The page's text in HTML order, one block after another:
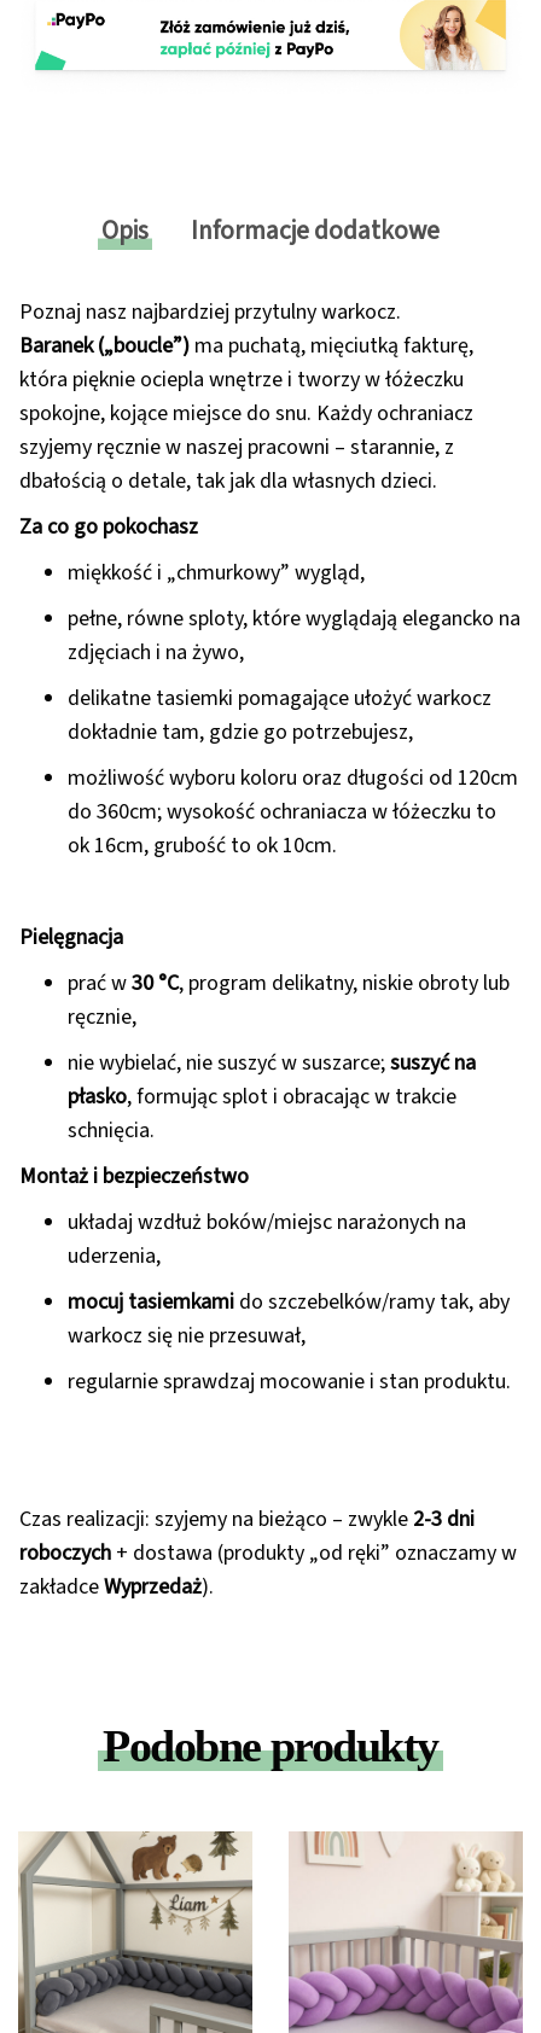
Opis Informacje dodatkowe
Poznaj nasz najbardziej przytulny warkocz.
Baranek („boucle”) ma puchatą, mięciutką fakturę,
która pięknie ociepla wnętrze i tworzy w łóżeczku
spokojne, kojące miejsce do snu. Każdy ochraniacz
szyjemy ręcznie w naszej pracowni – starannie, z
dbałością o detale, tak jak dla własnych dzieci.
Za co go pokochasz
miękkość i „chmurkowy” wygląd,
pełne, równe sploty, które wyglądają elegancko na
zdjęciach i na żywo,
delikatne tasiemki pomagające ułożyć warkocz
dokładnie tam, gdzie go potrzebujesz,
możliwość wyboru koloru oraz długości od 120cm
do 360cm; wysokość ochraniacza w łóżeczku to
ok 16cm, grubość to ok 10cm.
Pielęgnacja
prać w30 °C, program delikatny, niskie obroty lub
ręcznie,
nie wybielać, nie suszyć w suszarce;suszyć na
płasko, formując splot i obracając w trakcie
schnięcia.
Montaż i bezpieczeństwo
układaj wzdłuż boków/miejsc narażonych na
uderzenia,
mocuj tasiemkami do szczebelków/ramy tak, aby
warkocz się nie przesuwał,
regularnie sprawdzaj mocowanie i stan produktu.
Czas realizacji: szyjemy na bieżąco – zwykle 2-3 dni
roboczych + dostawa (produkty „od ręki” oznaczamy w
zakładceWyprzedaż).
Podobne produkty